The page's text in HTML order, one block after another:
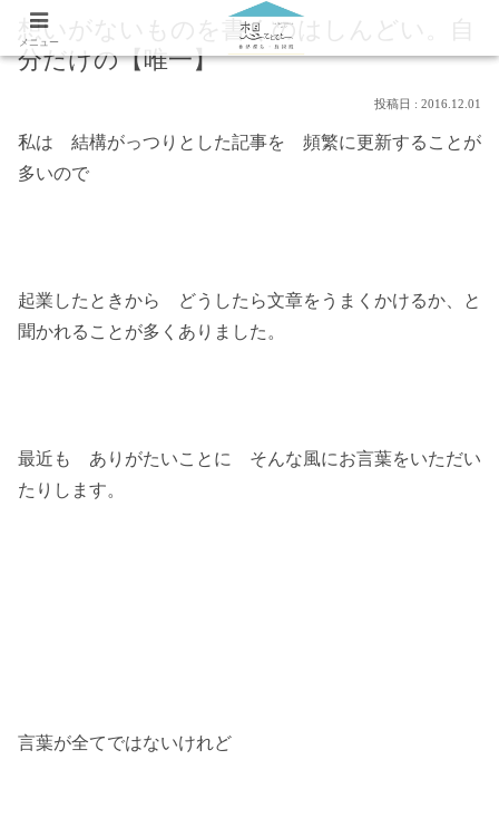
想いがないものを書くのはしんどい。自
分だけの【唯一】
2016.12.01
私は 結構がっつりとした記事を 頻繁に更新することが
多いので
起業したときから どうしたら文章をうまくかけるか、と
聞かれることが多くありました。
最近も ありがたいことに そんな風にお言葉をいただい
たりします。
言葉が全てではないけれど
メニュー